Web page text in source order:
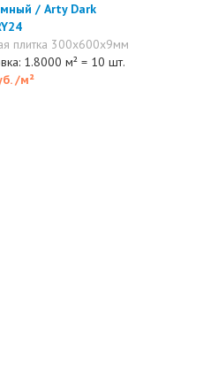
/ Arty Dark
плитка 300x600x9мм
1.8000 м² = 10 шт.
/м²